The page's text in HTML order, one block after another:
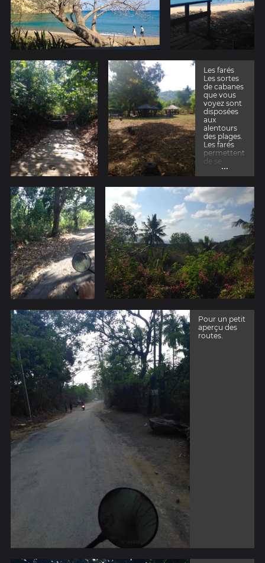
Les farés
Les sortes
de cabanes
que vous
voyez sont
disposées
aux
alentours
des plages.
Les farés
permettent
de se
rejoindre,
de manger,
de faire un
BBQ...
chose que
les
mahorais
semblé
apprécier le
dimanche!
:)
...
Pour un petit
aperçu des
routes.